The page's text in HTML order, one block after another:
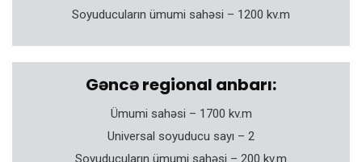
Soyuducuların ümumi sahəsi – 1200 kv.m
Gəncə regional anbarı:
Ümumi sahəsi – 1700 kv.m
Universal soyuducu sayı – 2
Soyuducuların ümumi sahəsi – 200 kv.m